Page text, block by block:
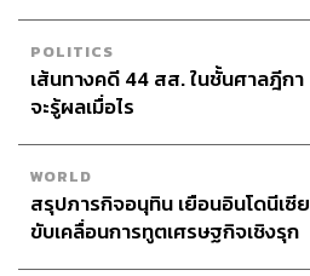
POLITICS
เส้นทางคดี 44 สส. ในชั้นศาลฎีกา
จะรู้ผลเมื่อไร
WORLD
สรุปภารกิจอนุทิน เยือนอินโดนีเซีย
ขับเคลื่อนการทูตเศรษฐกิจเชิงรุก